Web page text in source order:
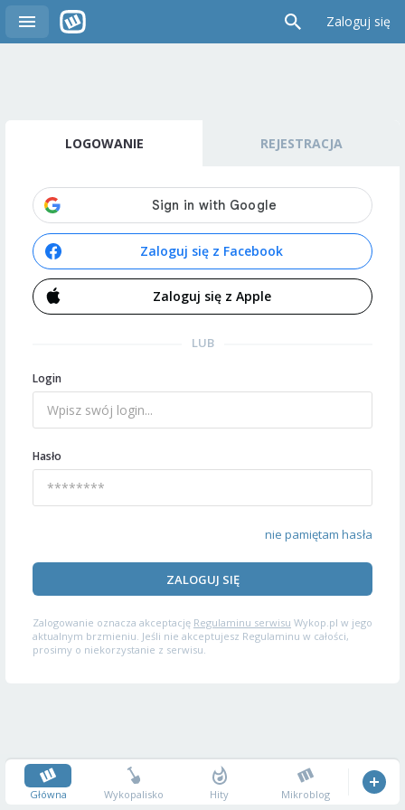
Zaloguj się
LOGOWANIE REJESTRACJA
Zaloguj się z Facebook
Zaloguj się z Apple
LUB
Login
Hasło
nie pamiętam hasła
ZALOGUJ SIĘ
Zalogowanie oznacza akceptację Regulaminu serwisu Wykop.pl w jego
aktualnym brzmieniu. Jeśli nie akceptujesz Regulaminu w całości,
prosimy o niekorzystanie z serwisu.
Główna Wykopalisko Hity Mikroblog